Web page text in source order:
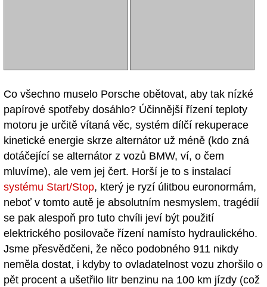
Co všechno muselo Porsche obětovat, aby tak nízké
papírové spotřeby dosáhlo? Účinnější řízení teploty
motoru je určitě vítaná věc, systém dílčí rekuperace
kinetické energie skrze alternátor už méně (kdo zná
dotáčející se alternátor z vozů BMW, ví, o čem
mluvíme), ale vem jej čert. Horší je to s instalací
systému Start/Stop, který je ryzí úlitbou euronormám,
neboť v tomto autě je absolutním nesmyslem, tragédií
se pak alespoň pro tuto chvíli jeví být použití
elektrického posilovače řízení namísto hydraulického.
Jsme přesvědčeni, že něco podobného 911 nikdy
neměla dostat, i kdyby to ovladatelnost vozu zhoršilo o
pět procent a ušetřilo litr benzinu na 100 km jízdy (což